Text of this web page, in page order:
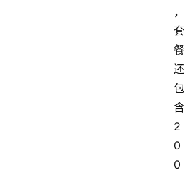
，
套
餐
还
包
含
2
0
0